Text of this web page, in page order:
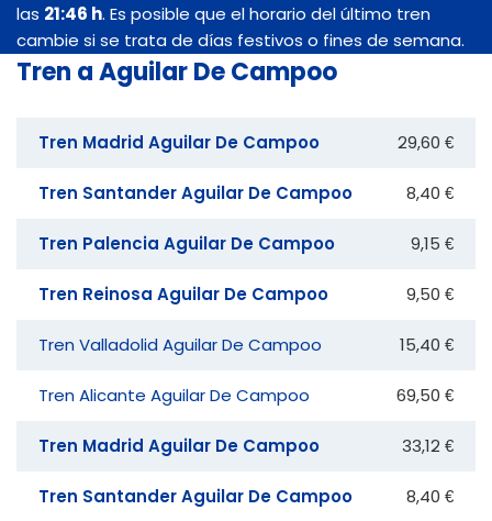
las 21:46 h. Es posible que el horario del último tren
cambie si se trata de días festivos o fines de semana.
Tren a Aguilar De Campoo
Tren Madrid Aguilar De Campoo 29,60 €
Tren Santander Aguilar De Campoo 8,40 €
Tren Palencia Aguilar De Campoo 9,15 €
Tren Reinosa Aguilar De Campoo 9,50 €
Tren Valladolid Aguilar De Campoo 15,40 €
Tren Alicante Aguilar De Campoo 69,50 €
Tren Madrid Aguilar De Campoo 33,12 €
Tren Santander Aguilar De Campoo 8,40 €